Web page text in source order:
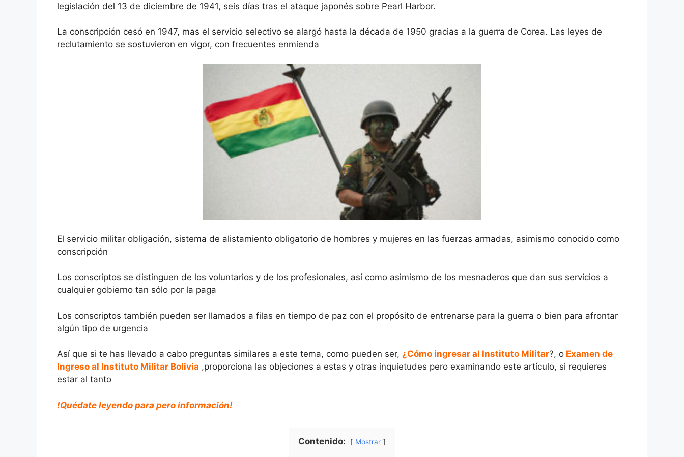
legislación del 13 de diciembre de 1941, seis días tras el ataque japonés sobre Pearl Harbor.
La conscripción cesó en 1947, mas el servicio selectivo se alargó hasta la década de 1950 gracias a la guerra de Corea. Las leyes de
reclutamiento se sostuvieron en vigor, con frecuentes enmienda
El servicio militar obligación, sistema de alistamiento obligatorio de hombres y mujeres en las fuerzas armadas, asimismo conocido como
conscripción
Los conscriptos se distinguen de los voluntarios y de los profesionales, así como asimismo de los mesnaderos que dan sus servicios a
cualquier gobierno tan sólo por la paga
Los conscriptos también pueden ser llamados a filas en tiempo de paz con el propósito de entrenarse para la guerra o bien para afrontar
algún tipo de urgencia
Así que si te has llevado a cabo preguntas similares a este tema, como pueden ser, ¿Cómo ingresar al Instituto Militar?, o Examen de
Ingreso al Instituto Militar Bolivia ,proporciona las objeciones a estas y otras inquietudes pero examinando este artículo, si requieres
estar al tanto
!Quédate leyendo para pero información!
Contenido: Mostrar